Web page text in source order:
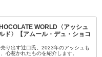
WORLD〈アッシュ
ド〉【アムール・デュ・ショコ
り出す辻口氏。2023年のアッシュも
心惹かれたものを紹介します。